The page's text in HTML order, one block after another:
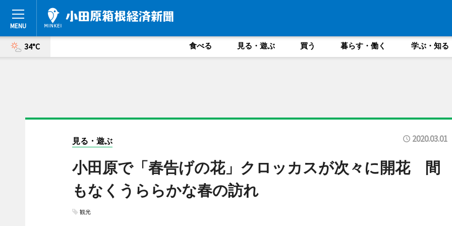
34°C 食べる 見る・遊ぶ 買う 暮らす・働く 学ぶ・知る
見る・遊ぶ 2020.03.01
小田原で「春告げの花」クロッカスが次々に開花 間
もなくうららかな春の訪れ
観光